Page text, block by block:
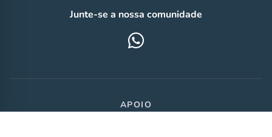
Junte-se a nossa comunidade
APOIO